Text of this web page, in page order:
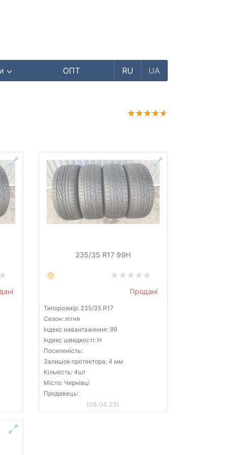
ОПТ RU UA
235/35 R17 99H
Продані
Типорозмір: 235/35 R17
Сезон: літня
Індекс навантаження: 99
Індекс швидкості: H
Посиленість:
Залишок протектора: 4 мм
Кількість: 4шт
Місто: Чернівці
Продавець:
(09.04.25)